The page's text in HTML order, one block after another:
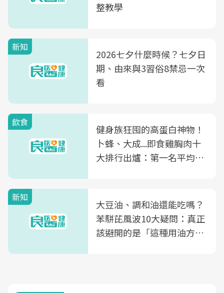
整教學
新知
2026七夕什麼時候？七夕日
期、由來與3習俗8禁忌一次
看
飲食
健身族狂囤的高蛋白神物！
卜蜂、大成...即食雞胸肉十
大排行出爐：第一名平均一
新知
大豆油、調和油還能吃嗎？
苯駢芘風波10大疑問：真正
該避開的是「這種用油方